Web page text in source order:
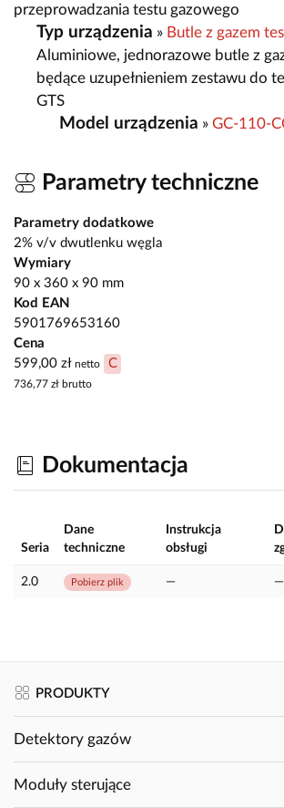
przeprowadzania testu gazowego
Typ urządzenia » Butle z gazem
Aluminiowe, jednorazowe butle z
będące uzupełnieniem zestawu do
GTS
Model urządzenia » GC-110-
Parametry techniczne
Parametry dodatkowe
2% v/v dwutlenku węgla
Wymiary
90 x 360 x 90 mm
Kod EAN
5901769653160
Cena
599,00 zł netto C
736,77 zł brutto
Dokumentacja
Seria
Dane
techniczne
Instrukcja
obsługi
2.0 Pobierz plik — —
PRODUKTY
Detektory gazów
Moduły sterujące